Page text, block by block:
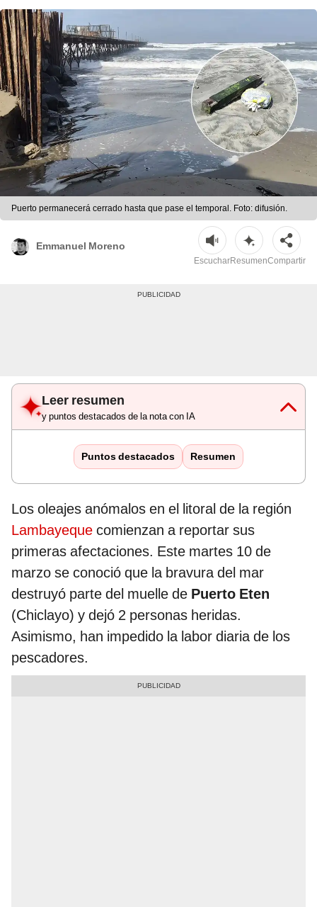
Puerto permanecerá cerrado hasta que pase el temporal. Foto: difusión.
Emmanuel Moreno
EscucharResumenCompartir
Leer resumen
y puntos destacados de la nota con IA
Puntos destacados Resumen
Los oleajes anómalos en el litoral de la región
Lambayeque comienzan a reportar sus
primeras afectaciones. Este martes 10 de
marzo se conoció que la bravura del mar
destruyó parte del muelle de Puerto Eten
(Chiclayo) y dejó 2 personas heridas.
Asimismo, han impedido la labor diaria de los
pescadores.